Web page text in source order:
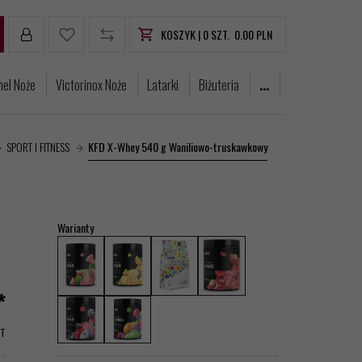
KOSZYK |0SZT. 0.00PLN
Noże Victorinox Noże Latarki Biżuteria ...
SPORT I FITNESS KFD X-Whey 540 g Waniliowo-truskawkowy
Warianty